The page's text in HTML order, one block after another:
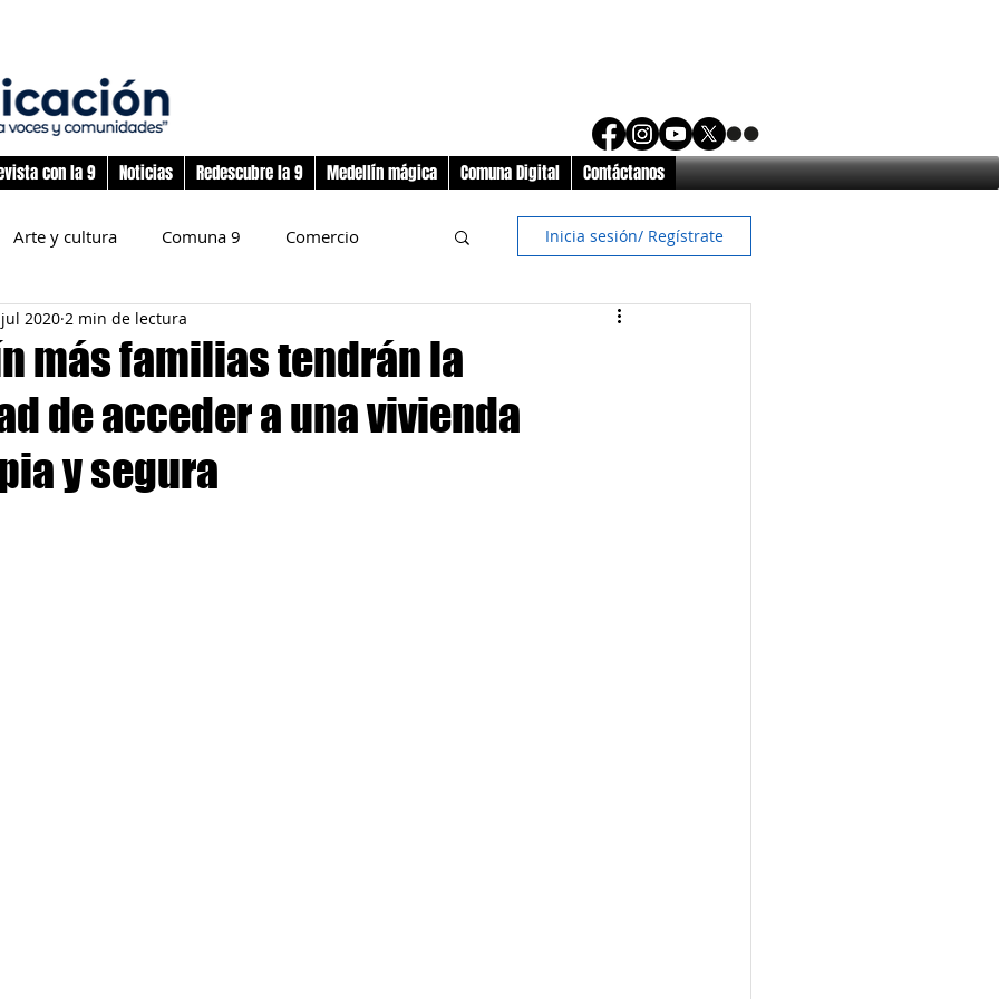
con la 9 Noticias Redescubre la 9 Medellín mágica Comuna Digital Contáctanos
Arte y cultura Comuna 9 Comercio
Deporte Flora y fauna
Junta Administradora Local
Inicia sesión/ Regístrate
más familias tendrán la
de acceder a una vivienda
y segura
2020 2 min de lectura